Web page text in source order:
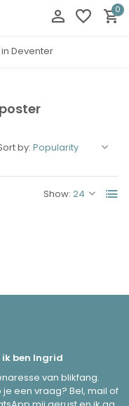
0
Deventer
Show:
by:
ik ben Ingrid
van blikfang.
je een vraag? Bel, mail of